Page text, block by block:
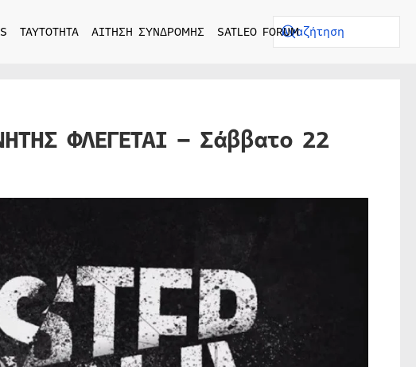
ΤΑΥΤΟΤΗΤΑ ΑΙΤΗΣΗ ΣΥΝΔΡΟΜΗΣ SATLEO FORUM
ΦΛΕΓΕΤΑΙ – Σάββατο 22